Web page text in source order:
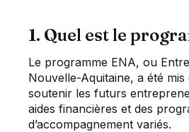
1. Quel est le
Le programme ENA, ou
Nouvelle-Aquitaine, a été
soutenir les futurs
aides financières et des
d’accompagnement variés.